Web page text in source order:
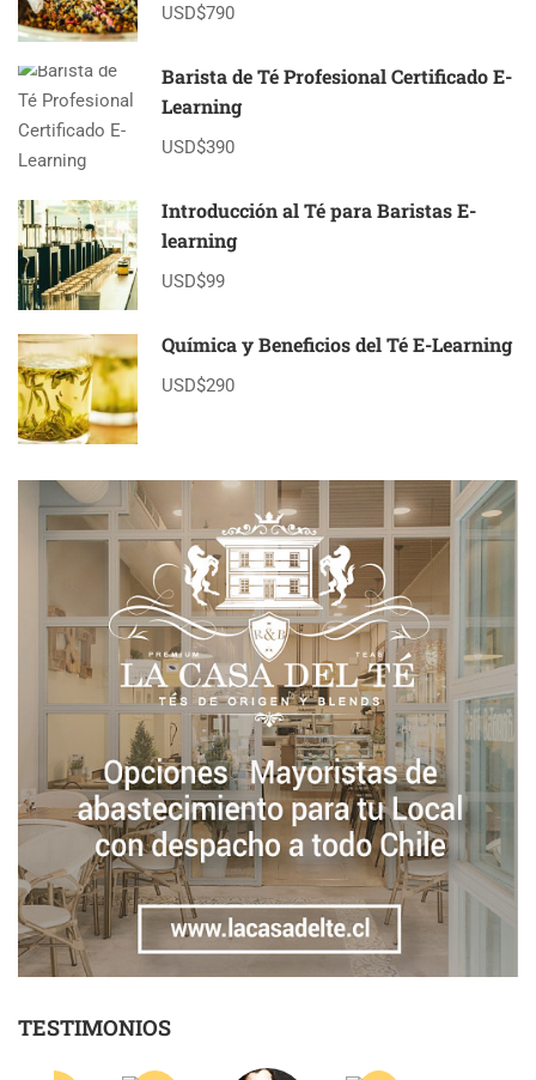
USD$790
Barista de Té Profesional Certificado E-
Learning
USD$390
Introducción al Té para Baristas E-
learning
USD$99
Química y Beneficios del Té E-Learning
USD$290
TESTIMONIOS